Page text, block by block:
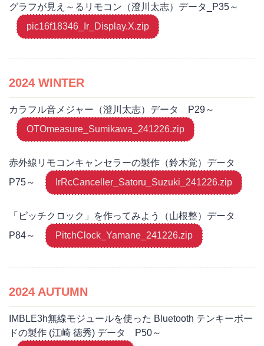
グラフが見え～るリモコン（澄川太志）データ_P35～
pic16f18346_Ir_Display.X.zip
2024 WINTER
カラフル音メジャー（澄川太志）データ P29～
OTOmeasure_Sumikawa_241226.zip
赤外線リモコンキャンセラーの製作（鈴木覚）データ
P75～
IrRcCanceller_Satoru_Suzuki_241226.zip
「ピッチクロック」を作ってみよう（山根整）データ
P84～
PitchClock_Yamane_241226.zip
2024 AUTUMN
IMBLE3h無線モジュールを使った Bluetooth テンキーボー
ドの製作 (江崎 徳秀) データ P50～